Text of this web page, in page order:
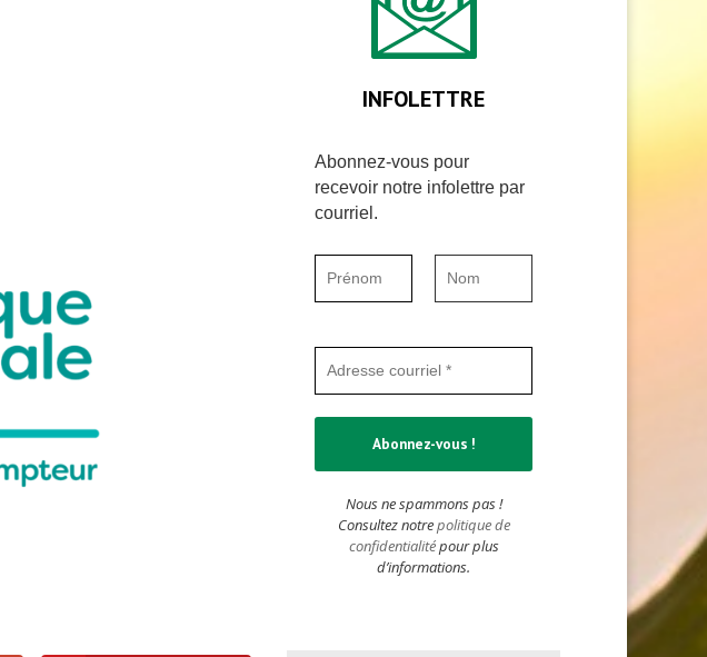
INFOLETTRE
Abonnez-vous pour
recevoir notre infolettre par
courriel.
Nous ne spammons pas !
Consultez notrepolitique de
confidentialitépour plus
d’informations.